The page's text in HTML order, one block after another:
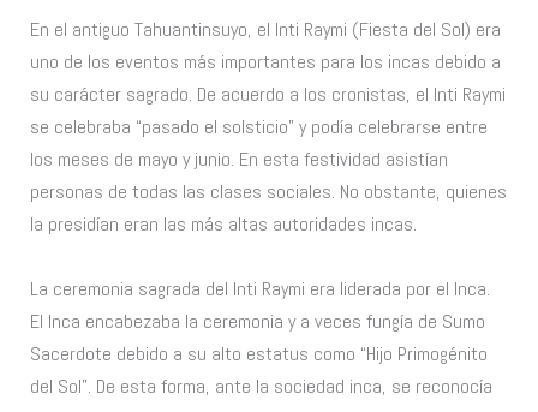
En el antiguo Tahuantinsuyo, el Inti Raymi (Fiesta del Sol) era
uno de los eventos más importantes para los incas debido a
su carácter sagrado. De acuerdo a los cronistas, el Inti Raymi
se celebraba “pasado el solsticio” y podía celebrarse entre
los meses de mayo y junio. En esta festividad asistían
personas de todas las clases sociales. No obstante, quienes
la presidían eran las más altas autoridades incas.
La ceremonia sagrada del Inti Raymi era liderada por el Inca.
El Inca encabezaba la ceremonia y a veces fungía de Sumo
Sacerdote debido a su alto estatus como “Hijo Primogénito
del Sol”. De esta forma, ante la sociedad inca, se reconocía